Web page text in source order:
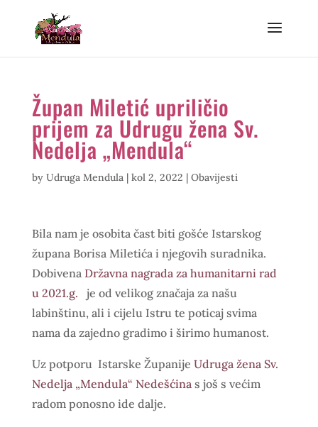
Župan Miletić upriličio
prijem za Udrugu žena Sv.
Nedelja „Mendula“
by Udruga Mendula| kol 2, 2022 | Obavijesti
Bila nam je osobita čast biti gošće Istarskog
župana Borisa Miletića i njegovih suradnika.
Dobivena Državna nagrada za humanitarni rad
u 2021.g.
je od velikog značaja za našu
labinštinu, ali i cijelu Istru te poticaj svima
nama da zajedno gradimo i širimo humanost.
Uz potporu Istarske Županije Udruga žena Sv.
Nedelja „Mendula“ Nedešćinas još s većim
radom ponosno ide dalje.